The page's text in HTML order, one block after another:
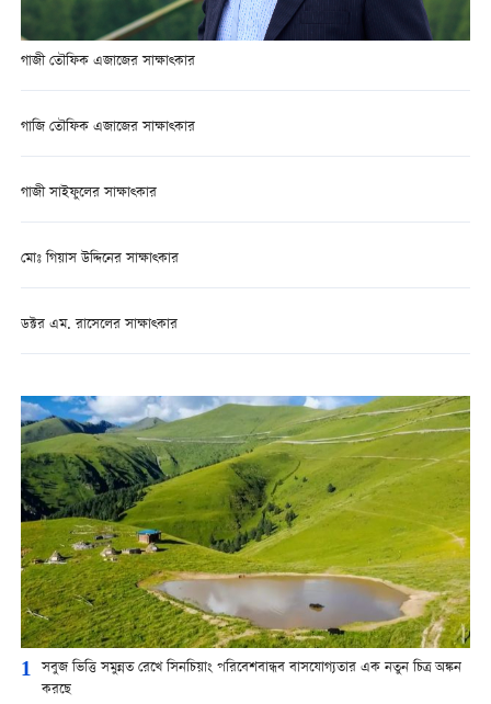
গাজী তৌফিক এজাজের সাক্ষাত্কার
গাজি তৌফিক এজাজের সাক্ষাত্কার
গাজী সাইফুলের সাক্ষাত্কার
মোঃ গিয়াস উদ্দিনের সাক্ষাত্কার
ডক্টর এম. রাসেলের সাক্ষাত্কার
1 সবুজ ভিত্তি সমুন্নত রেখে সিনচিয়াং পরিবেশবান্ধব বাসযোগ্যতার এক নতুন চিত্র অঙ্কন
করছে